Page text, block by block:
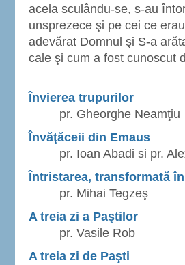
acela sculându-se, s-au
unsprezece şi pe cei ce
adevărat Domnul şi S-a
cale şi cum a fost cunoscut
Învierea trupurilor
pr. Gheorghe Neamţiu
Învăţăceii din Emaus
pr. Ioan Abadi si pr.
Întristarea, transformată
pr. Mihai Tegzeş
A treia zi a Paştilor
pr. Vasile Rob
A treia zi de Paşti